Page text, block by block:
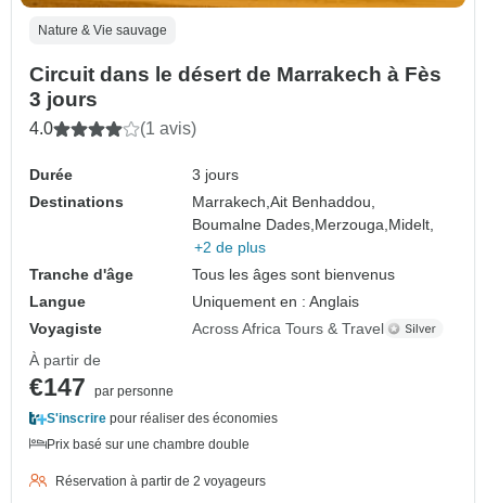
Nature & Vie sauvage
Circuit dans le désert de Marrakech à Fès
3 jours
4.0 (1 avis)
Durée
3 jours
Destinations
Marrakech,Ait Benhaddou,
Boumalne Dades, Merzouga, Midelt,
+2 de plus
Tranche d'âge
Tous les âges sont bienvenus
Langue
Uniquement en : Anglais
Voyagiste
Across Africa Tours & Travel
À partir de
€147
par personne
S'inscrire pour réaliser des économies
Prix basé sur une chambre double
Réservation à partir de 2 voyageurs